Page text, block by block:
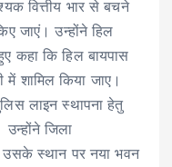
वित्तीय भार से बचने
जाएं। उन्होंने हिल
कहा कि हिल बायपास
में शामिल किया जाए।
लाइन स्थापना हेतु
जिला
उसके स्थान पर नया भवन